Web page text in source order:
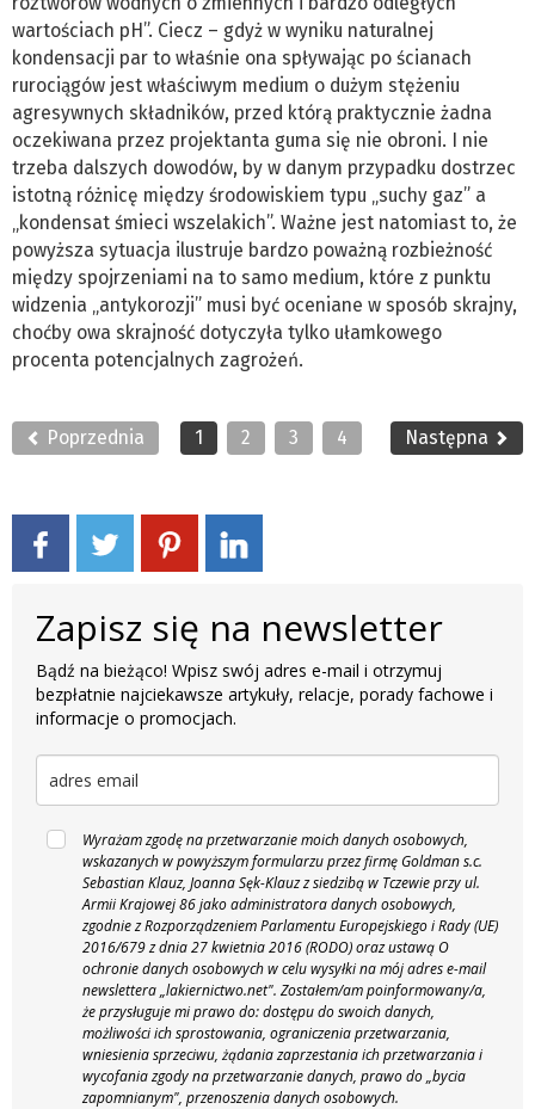
wartościach pH”. Ciecz – gdyż w wyniku naturalnej
kondensacji par to właśnie ona spływając po ścianach
rurociągów jest właściwym medium o dużym stężeniu
agresywnych składników, przed którą praktycznie żadna
oczekiwana przez projektanta guma się nie obroni. I nie
trzeba dalszych dowodów, by w danym przypadku dostrzec
istotną różnicę między środowiskiem typu „suchy gaz” a
„kondensat śmieci wszelakich”. Ważne jest natomiast to, że
powyższa sytuacja ilustruje bardzo poważną rozbieżność
między spojrzeniami na to samo medium, które z punktu
widzenia „antykorozji” musi być oceniane w sposób skrajny,
choćby owa skrajność dotyczyła tylko ułamkowego
procenta potencjalnych zagrożeń.
Poprzednia 1 2 3 4 Następna
Zapisz się na newsletter
Bądź na bieżąco! Wpisz swój adres e-mail i otrzymuj
bezpłatnie najciekawsze artykuły, relacje, porady fachowe i
informacje o promocjach.
Wyrażam zgodę na przetwarzanie moich danych osobowych,
wskazanych w powyższym formularzu przez firmę Goldman s.c.
Sebastian Klauz, Joanna Sęk-Klauz z siedzibą w Tczewie przy ul.
Armii Krajowej 86 jako administratora danych osobowych,
zgodnie z Rozporządzeniem Parlamentu Europejskiego i Rady (UE)
2016/679 z dnia 27 kwietnia 2016 (RODO) oraz ustawą O
ochronie danych osobowych w celu wysyłki na mój adres e-mail
newslettera „lakiernictwo.net". Zostałem/am poinformowany/a,
że przysługuje mi prawo do: dostępu do swoich danych,
możliwości ich sprostowania, ograniczenia przetwarzania,
wniesienia sprzeciwu, żądania zaprzestania ich przetwarzania i
wycofania zgody na przetwarzanie danych, prawo do „bycia
zapomnianym", przenoszenia danych osobowych.